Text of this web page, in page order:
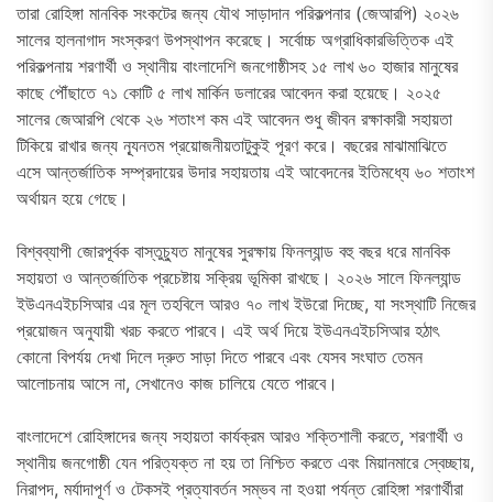
তারা রোহিঙ্গা মানবিক সংকটের জন্য যৌথ সাড়াদান পরিকল্পনার (জেআরপি) ২০২৬
সালের হালনাগাদ সংস্করণ উপস্থাপন করেছে। সর্বোচ্চ অগ্রাধিকারভিত্তিক এই
পরিকল্পনায় শরণার্থী ও স্থানীয় বাংলাদেশি জনগোষ্ঠীসহ ১৫ লাখ ৬০ হাজার মানুষের
কাছে পৌঁছাতে ৭১ কোটি ৫ লাখ মার্কিন ডলারের আবেদন করা হয়েছে। ২০২৫
সালের জেআরপি থেকে ২৬ শতাংশ কম এই আবেদন শুধু জীবন রক্ষাকারী সহায়তা
টিকিয়ে রাখার জন্য ন্যূনতম প্রয়োজনীয়তাটুকুই পূরণ করে। বছরের মাঝামাঝিতে
এসে আন্তর্জাতিক সম্প্রদায়ের উদার সহায়তায় এই আবেদনের ইতিমধ্যে ৬০ শতাংশ
অর্থায়ন হয়ে গেছে।
বিশ্বব্যাপী জোরপূর্বক বাস্তুচ্যুত মানুষের সুরক্ষায় ফিনল্যান্ড বহু বছর ধরে মানবিক
সহায়তা ও আন্তর্জাতিক প্রচেষ্টায় সক্রিয় ভূমিকা রাখছে। ২০২৬ সালে ফিনল্যান্ড
ইউএনএইচসিআর এর মূল তহবিলে আরও ৭০ লাখ ইউরো দিচ্ছে, যা সংস্থাটি নিজের
প্রয়োজন অনুযায়ী খরচ করতে পারবে। এই অর্থ দিয়ে ইউএনএইচসিআর হঠাৎ
কোনো বিপর্যয় দেখা দিলে দ্রুত সাড়া দিতে পারবে এবং যেসব সংঘাত তেমন
আলোচনায় আসে না, সেখানেও কাজ চালিয়ে যেতে পারবে।
বাংলাদেশে রোহিঙ্গাদের জন্য সহায়তা কার্যক্রম আরও শক্তিশালী করতে, শরণার্থী ও
স্থানীয় জনগোষ্ঠী যেন পরিত্যক্ত না হয় তা নিশ্চিত করতে এবং মিয়ানমারে স্বেচ্ছায়,
নিরাপদ, মর্যাদাপূর্ণ ও টেকসই প্রত্যাবর্তন সম্ভব না হওয়া পর্যন্ত রোহিঙ্গা শরণার্থীরা